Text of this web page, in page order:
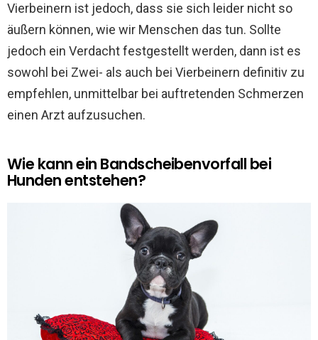
Vierbeinern ist jedoch, dass sie sich leider nicht so
äußern können, wie wir Menschen das tun. Sollte
jedoch ein Verdacht festgestellt werden, dann ist es
sowohl bei Zwei- als auch bei Vierbeinern definitiv zu
empfehlen, unmittelbar bei auftretenden Schmerzen
einen Arzt aufzusuchen.
Wie kann ein Bandscheibenvorfall bei
Hunden entstehen?